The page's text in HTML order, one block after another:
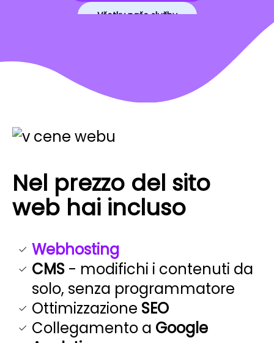
Všetky naše služby
Nel prezzo del sito
web hai incluso
Webhosting
CMS - modifichi i contenuti da
solo, senza programmatore
Ottimizzazione SEO
Collegamento a Google